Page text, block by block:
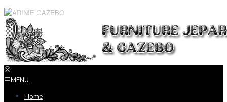
Loncat
ke
konten
MENU
Home